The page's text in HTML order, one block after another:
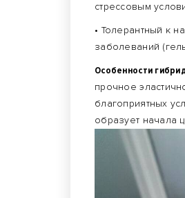
стрессовым
• Толерантный к
заболеваний
Особенности
прочное
благоприятных
образует начала